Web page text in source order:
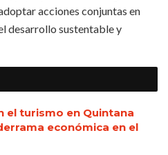
acciones conjuntas en
desarrollo sustentable y
el turismo en Quintana
económica en el